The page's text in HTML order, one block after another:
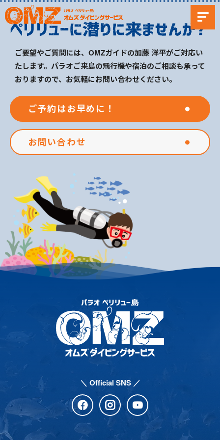
ご要望やご質問には、OMZガイドの加藤 洋平がご対応い
たします。パラオご来島の飛行機や宿泊のご相談も承って
おりますので、お気軽にお問い合わせください。
ご予約はお早めに！
お問い合わせ
＼ Official SNS ／